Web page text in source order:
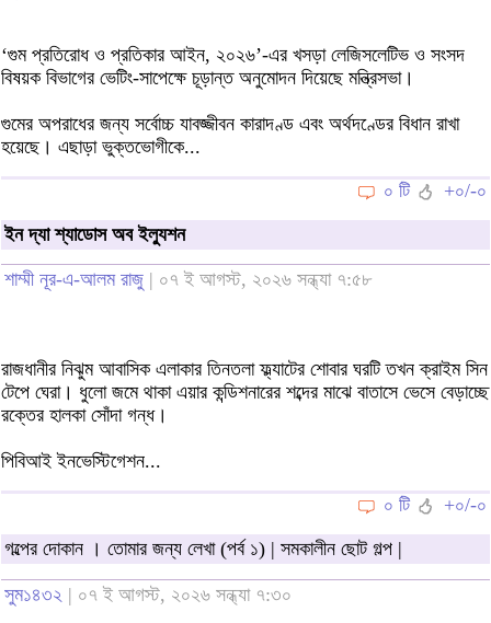
‘গুম প্রতিরোধ ও প্রতিকার আইন, ২০২৬’-এর খসড়া লেজিসলেটিভ ও সংসদ
বিষয়ক বিভাগের ভেটিং-সাপেক্ষে চূড়ান্ত অনুমোদন দিয়েছে মন্ত্রিসভা।
গুমের অপরাধের জন্য সর্বোচ্চ যাবজ্জীবন কারাদণ্ড এবং অর্থদণ্ডের বিধান রাখা
হয়েছে। এছাড়া ভুক্তভোগীকে...
০ টি
+০/-০
ইন দ্যা শ্যাডোস অব ইল্যুশন
শাম্মী নূর-এ-আলম রাজু | ০৭ ই আগস্ট, ২০২৬ সন্ধ্যা ৭:৫৮
রাজধানীর নিঝুম আবাসিক এলাকার তিনতলা ফ্ল্যাটের শোবার ঘরটি তখন ক্রাইম সিন
টেপে ঘেরা। ধুলো জমে থাকা এয়ার কন্ডিশনারের শব্দের মাঝে বাতাসে ভেসে বেড়াচ্ছে
রক্তের হালকা সোঁদা গন্ধ।
পিবিআই ইনভেস্টিগেশন...
০ টি
+০/-০
গল্পের দোকান । তোমার জন্য লেখা (পর্ব ১) | সমকালীন ছোট গল্প |
সুম১৪৩২ | ০৭ ই আগস্ট, ২০২৬ সন্ধ্যা ৭:৩০